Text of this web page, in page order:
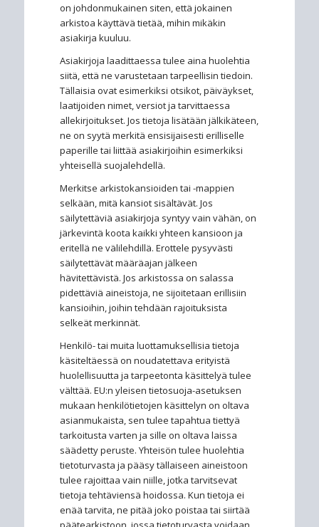
on johdonmukainen siten, että jokainen
arkistoa käyttävä tietää, mihin mikäkin
asiakirja kuuluu.
Asiakirjoja laadittaessa tulee aina huolehtia
siitä, että ne varustetaan tarpeellisin tiedoin.
Tällaisia ovat esimerkiksi otsikot, päiväykset,
laatijoiden nimet, versiot ja tarvittaessa
allekirjoitukset. Jos tietoja lisätään jälkikäteen,
ne on syytä merkitä ensisijaisesti erilliselle
paperille tai liittää asiakirjoihin esimerkiksi
yhteisellä suojalehdellä.
Merkitse arkistokansioiden tai -mappien
selkään, mitä kansiot sisältävät. Jos
säilytettäviä asiakirjoja syntyy vain vähän, on
järkevintä koota kaikki yhteen kansioon ja
eritellä ne välilehdillä. Erottele pysyvästi
säilytettävät määräajan jälkeen
hävitettävistä. Jos arkistossa on salassa
pidettäviä aineistoja, ne sijoitetaan erillisiin
kansioihin, joihin tehdään rajoituksista
selkeät merkinnät.
Henkilö- tai muita luottamuksellisia tietoja
käsiteltäessä on noudatettava erityistä
huolellisuutta ja tarpeetonta käsittelyä tulee
välttää. EU:n yleisen tietosuoja-asetuksen
mukaan henkilötietojen käsittelyn on oltava
asianmukaista, sen tulee tapahtua tiettyä
tarkoitusta varten ja sille on oltava laissa
säädetty peruste. Yhteisön tulee huolehtia
tietoturvasta ja pääsy tällaiseen aineistoon
tulee rajoittaa vain niille, jotka tarvitsevat
tietoja tehtäviensä hoidossa. Kun tietoja ei
enää tarvita, ne pitää joko poistaa tai siirtää